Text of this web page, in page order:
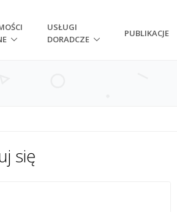
USŁUGI
DORADCZE
PUBLIKACJE
się